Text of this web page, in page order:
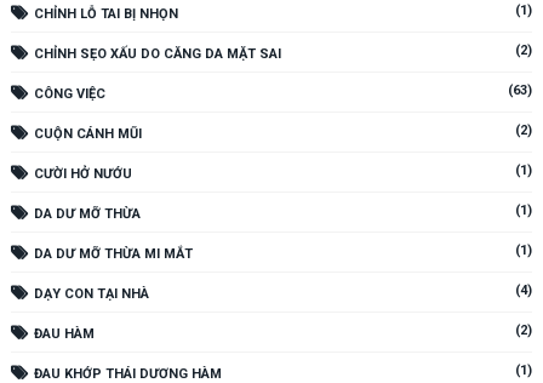
CHỈNH LỖ TAI BỊ NHỌN (1)
CHỈNH SẸO XẤU DO CĂNG DA MẶT SAI (2)
CÔNG VIỆC (63)
CUỘN CÁNH MŨI (2)
CƯỜI HỞ NƯỚU (1)
DA DƯ MỠ THỪA (1)
DA DƯ MỠ THỪA MI MẮT (1)
DẠY CON TẠI NHÀ (4)
ĐAU HÀM (2)
ĐAU KHỚP THÁI DƯƠNG HÀM (1)